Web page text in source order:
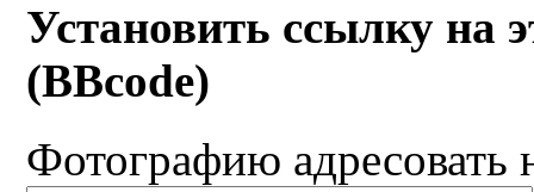
Установить ссылку на
(BBcode)
Фотографию